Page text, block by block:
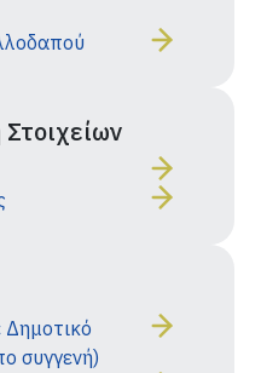
Δημοτικό
συγγενή)